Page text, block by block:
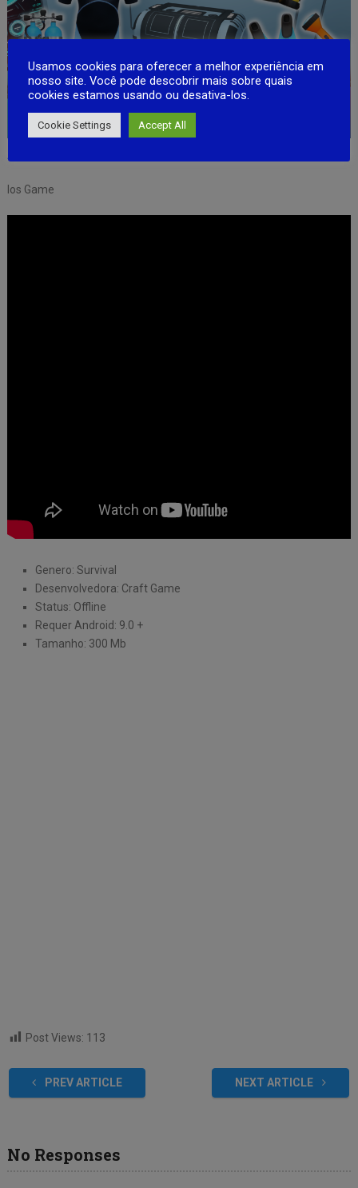
Ios Game
Genero: Survival
Desenvolvedora: Craft Game
Status: Offline
Requer Android: 9.0 +
Tamanho: 300 Mb
Post Views: 113
PREV ARTICLE NEXT ARTICLE
No Responses
Usamos cookies para oferecer a melhor experiência em
nosso site. Você pode descobrir mais sobre quais
cookies estamos usando ou desativa-los.
Cookie Settings Accept All